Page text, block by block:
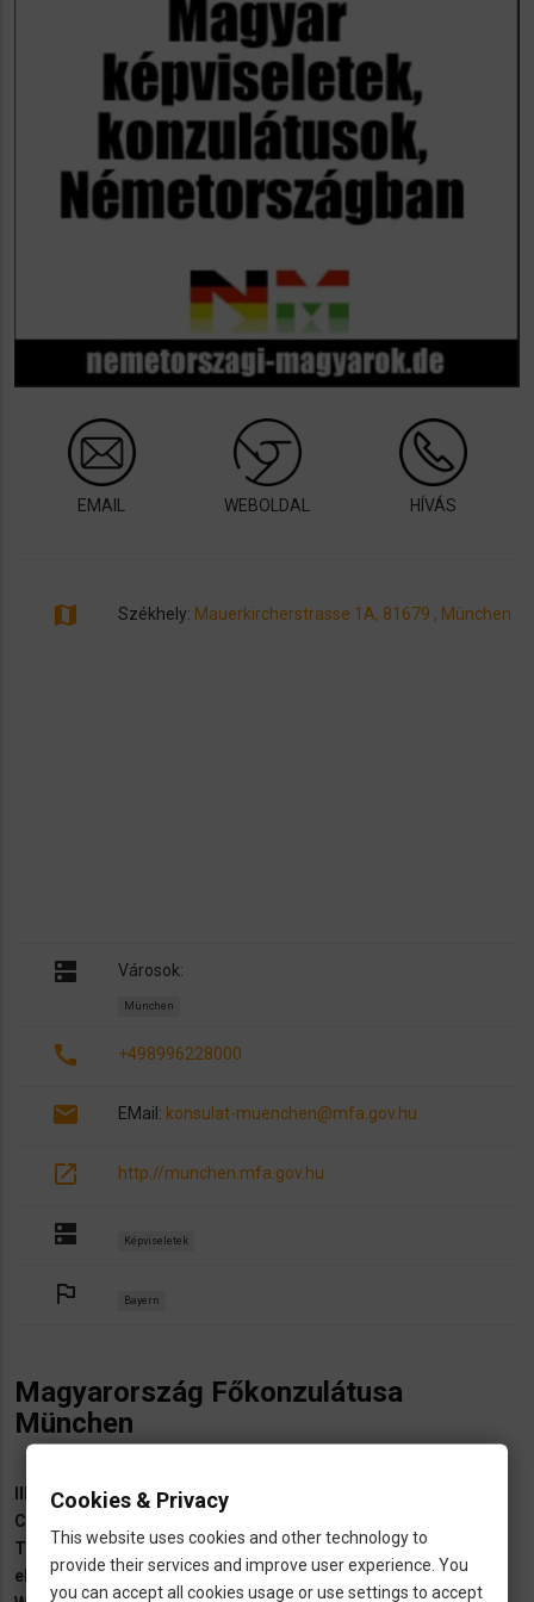
EMAIL WEBOLDAL HÍVÁS
map Székhely: Mauerkircherstrasse 1A, 81679 , München
dns Városok:
München
call +498996228000
email EMail: konsulat-muenchen@mfa.gov.hu
open_in_new http://munchen.mfa.gov.hu
dns Képviseletek
outlined_flag Bayern
Magyarország Főkonzulátusa
München
Illetékességi terület:Bajorország
Cím:
Telefon: +49 (0)89 - 96 22 80 - 00
eMail: konsulat-muenchen@mfa.gov.hu
Cookies & Privacy
This website uses cookies and other technology to
provide their services and improve user experience. You
you can accept all cookies usage or use settings to accept